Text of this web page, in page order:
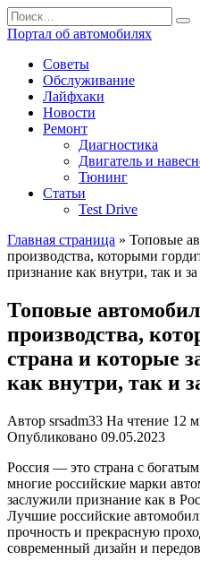
Перейти
к
содержанию
Search
for:
Портал об автомобилях
Советы
Обслуживание
Лайфхаки
Новости
Ремонт
Диагностика
Двигатель и
Тюнинг
Статьи
Test Drive
Главная страница » Топовые
производства, которыми
признание как внутри, так и
Топовые
производства,
страна и которые
как внутри, так и
Автор srsadm33 На чтение 12
Опубликовано 09.05.2023
Россия — это страна с
многие российские марки
заслужили признание как в
Лучшие российские
прочность и прекрасную
современный дизайн и